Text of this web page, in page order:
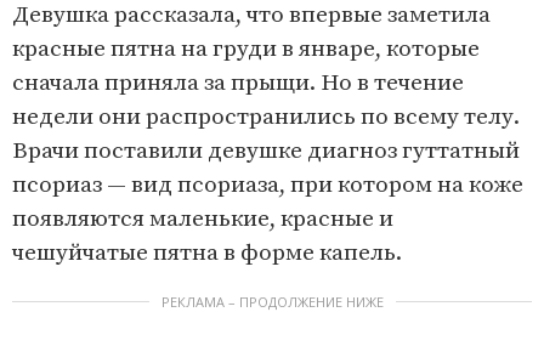
Девушка рассказала, что впервые заметила
красные пятна на груди в январе, которые
сначала приняла за прыщи. Но в течение
недели они распространились по всему телу.
Врачи поставили девушке диагноз гуттатный
псориаз — вид псориаза, при котором на коже
появляются маленькие, красные и
чешуйчатые пятна в форме капель.
РЕКЛАМА – ПРОДОЛЖЕНИЕ НИЖЕ